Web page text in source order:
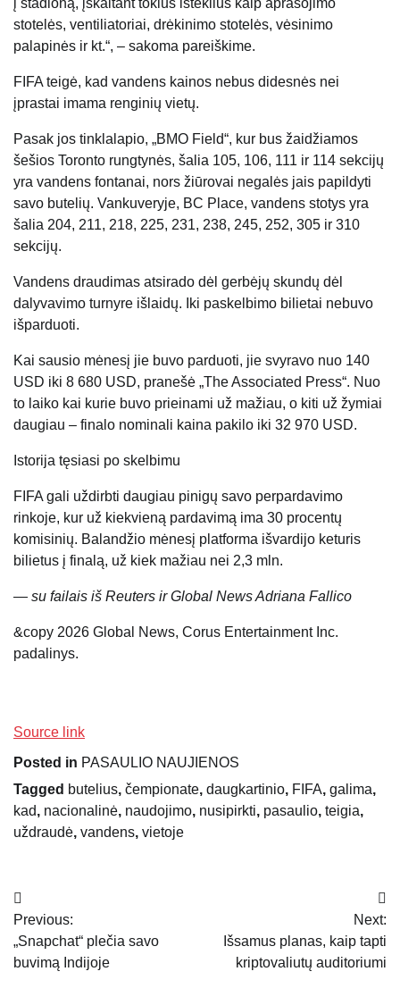
į stadioną, įskaitant tokius išteklius kaip aprasojimo
stotelės, ventiliatoriai, drėkinimo stotelės, vėsinimo
palapinės ir kt.“, – sakoma pareiškime.
FIFA teigė, kad vandens kainos nebus didesnės nei
įprastai imama renginių vietų.
Pasak jos tinklalapio, „BMO Field“, kur bus žaidžiamos
šešios Toronto rungtynės, šalia 105, 106, 111 ir 114 sekcijų
yra vandens fontanai, nors žiūrovai negalės jais papildyti
savo butelių. Vankuveryje, BC Place, vandens stotys yra
šalia 204, 211, 218, 225, 231, 238, 245, 252, 305 ir 310
sekcijų.
Vandens draudimas atsirado dėl gerbėjų skundų dėl
dalyvavimo turnyre išlaidų. Iki paskelbimo bilietai nebuvo
išparduoti.
Kai sausio mėnesį jie buvo parduoti, jie svyravo nuo 140
USD iki 8 680 USD, pranešė „The Associated Press“. Nuo
to laiko kai kurie buvo prieinami už mažiau, o kiti už žymiai
daugiau – finalo nominali kaina pakilo iki 32 970 USD.
Istorija tęsiasi po skelbimu
FIFA gali uždirbti daugiau pinigų savo perpardavimo
rinkoje, kur už kiekvieną pardavimą ima 30 procentų
komisinių. Balandžio mėnesį platforma išvardijo keturis
bilietus į finalą, už kiek mažiau nei 2,3 mln.
— su failais iš Reuters ir Global News Adriana Fallico
&copy 2026 Global News, Corus Entertainment Inc.
padalinys.
Source link
Posted in PASAULIO NAUJIENOS
Tagged butelius, čempionate, daugkartinio, FIFA, galima,
kad, nacionalinė, naudojimo, nusipirkti, pasaulio, teigia,
uždraudė, vandens, vietoje
Navigacija
tarp
įrašų
Previous:
„Snapchat“ plečia savo
buvimą Indijoje
Next:
Išsamus planas, kaip tapti
kriptovaliutų auditoriumi